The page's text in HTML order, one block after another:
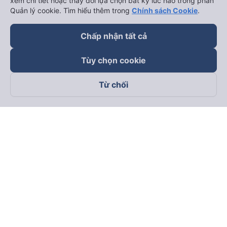
Theo dõi chúng tôi trên
Quản lý cookie. Tìm hiểu thêm trong Chính sách Cookie.
Chấp nhận tất cả
Tùy chọn cookie
Từ chối